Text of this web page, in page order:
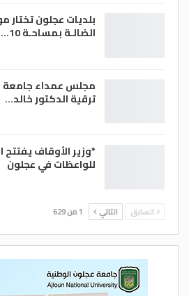
بلديات عجلون
الضالـة بمساحـة 10…
مجلس عمداء جامعة
ترقية الدكتور خالد…
*وزير الأوقاف
للواعظات في عجلون
السابق التالي 1 من 629